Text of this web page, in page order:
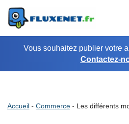
Aller
au
contenuVous souhaitez publier votre
Contactez-
Accueil - Commerce - Les différents